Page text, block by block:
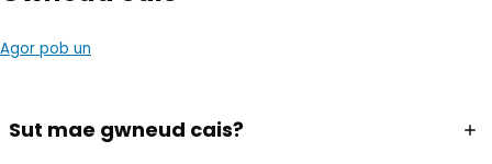
Agor pob un
Sut mae gwneud cais?